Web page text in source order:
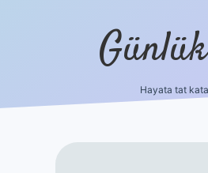
Hayata tat